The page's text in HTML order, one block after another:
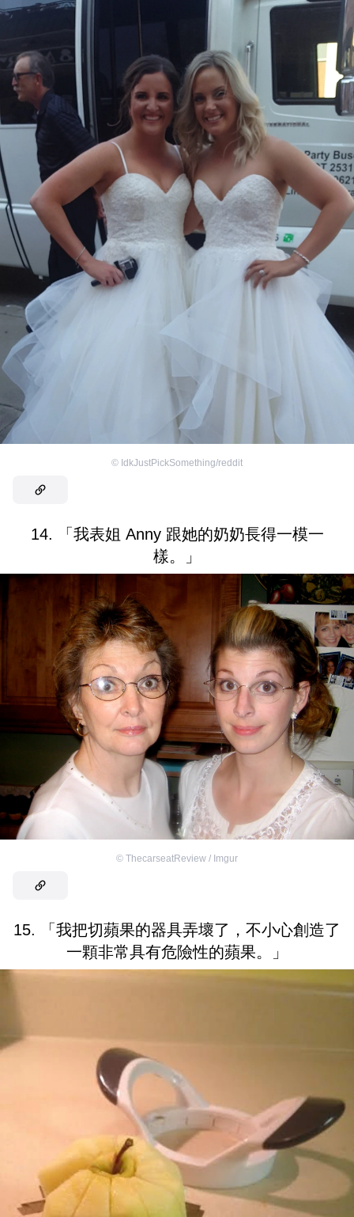
© IdkJustPickSomething/reddit
14. 「我表姐 Anny 跟她的奶奶長得一模一
樣。」
© ThecarseatReview / Imgur
15. 「我把切蘋果的器具弄壞了，不小心創造了
一顆非常具有危險性的蘋果。」